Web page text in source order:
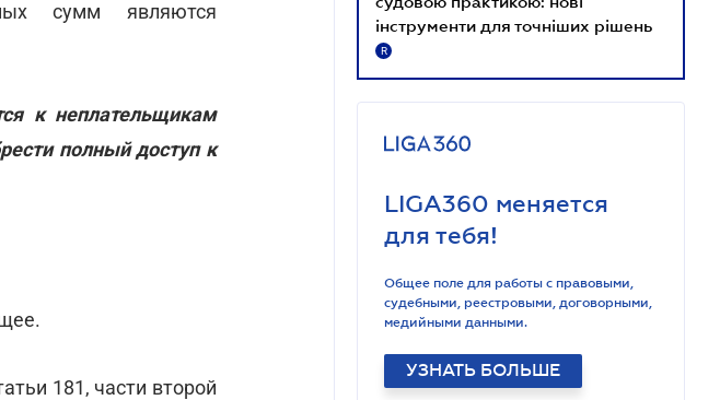
сумм являются
к неплательщикам
полный доступ к
181, части второй
інструменти для точніших рішень
R
LIGA360 меняется
для тебя!
Общее поле для работы с правовыми,
судебными, реестровыми, договорными,
медийными данными.
УЗНАТЬ БОЛЬШЕ